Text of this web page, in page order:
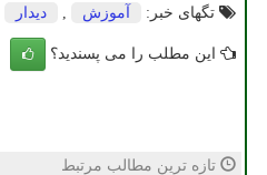
تگهای خبر:
آموزش دیدار
این مطلب را می پسندید؟
تازه ترین مطالب مرتبط